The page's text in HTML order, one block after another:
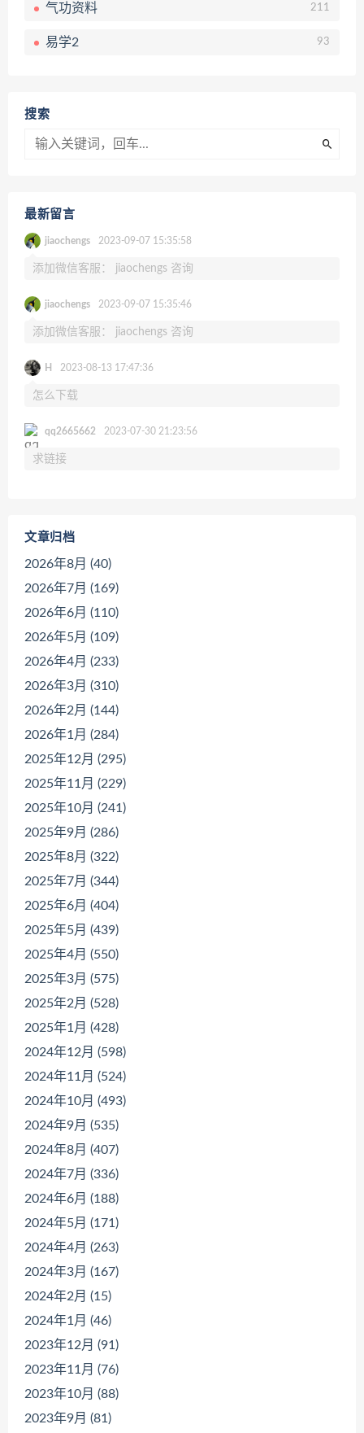
气功资料 211
易学2 93
搜索
最新留言
jiaochengs 2023-09-07 15:35:58
添加微信客服： jiaochengs 咨询
jiaochengs 2023-09-07 15:35:46
添加微信客服： jiaochengs 咨询
H 2023-08-13 17:47:36
怎么下载
qq2665662 2023-07-30 21:23:56
求链接
文章归档
2026年8月 (40)
2026年7月 (169)
2026年6月 (110)
2026年5月 (109)
2026年4月 (233)
2026年3月 (310)
2026年2月 (144)
2026年1月 (284)
2025年12月 (295)
2025年11月 (229)
2025年10月 (241)
2025年9月 (286)
2025年8月 (322)
2025年7月 (344)
2025年6月 (404)
2025年5月 (439)
2025年4月 (550)
2025年3月 (575)
2025年2月 (528)
2025年1月 (428)
2024年12月 (598)
2024年11月 (524)
2024年10月 (493)
2024年9月 (535)
2024年8月 (407)
2024年7月 (336)
2024年6月 (188)
2024年5月 (171)
2024年4月 (263)
2024年3月 (167)
2024年2月 (15)
2024年1月 (46)
2023年12月 (91)
2023年11月 (76)
2023年10月 (88)
2023年9月 (81)